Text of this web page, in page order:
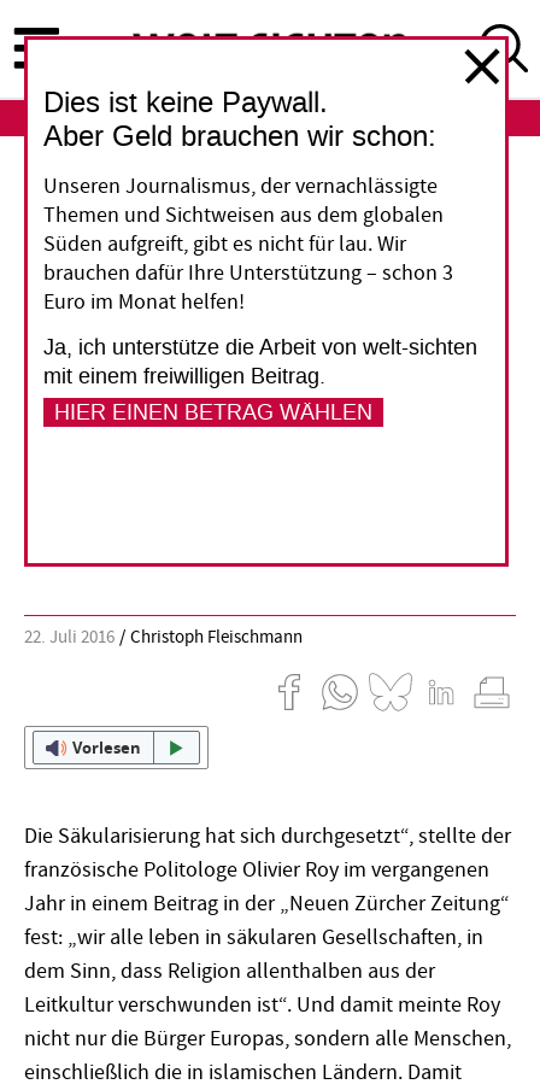
zum
Inhalt
ABO
Religion
Der Glaube ist nicht tot
zu kriegen
Woran Menschen glauben, gilt in Europa als
Frage ihrer individuellen Überzeugung. Das war
nicht immer so – erst ein langer und blutiger
22. Juli 2016 Christoph Fleischmann
Vorlesen
Die Säkularisierung hat sich durchgesetzt“, stellte der
französische Politologe Olivier Roy im vergangenen
Jahr in einem Beitrag in der „Neuen Zürcher Zeitung“
fest: „wir alle leben in säkularen Gesellschaften, in
dem Sinn, dass Religion allenthalben aus der
Leitkultur verschwunden ist“. Und damit meinte Roy
nicht nur die Bürger Europas, sondern alle Menschen,
einschließlich die in islamischen Ländern. Damit
Dies ist keine Paywall.
Aber Geld brauchen wir schon:
Unseren Journalismus, der vernachlässigte
Themen und Sichtweisen aus dem globalen
Süden aufgreift, gibt es nicht für lau. Wir
brauchen dafür Ihre Unterstützung – schon 3
Euro im Monat helfen!
Ja, ich unterstütze die Arbeit von welt-sichten
mit einem freiwilligen Beitrag.
HIER EINEN BETRAG WÄHLEN